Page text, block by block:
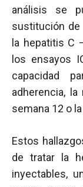
análisis se
sustitución de
la hepatitis C
los ensayos
capacidad
adherencia,
semana 12 o
Estos
de tratar la
inyectables,